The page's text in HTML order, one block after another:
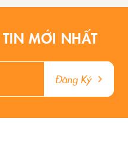
MỚI NHẤT
Đăng Ký